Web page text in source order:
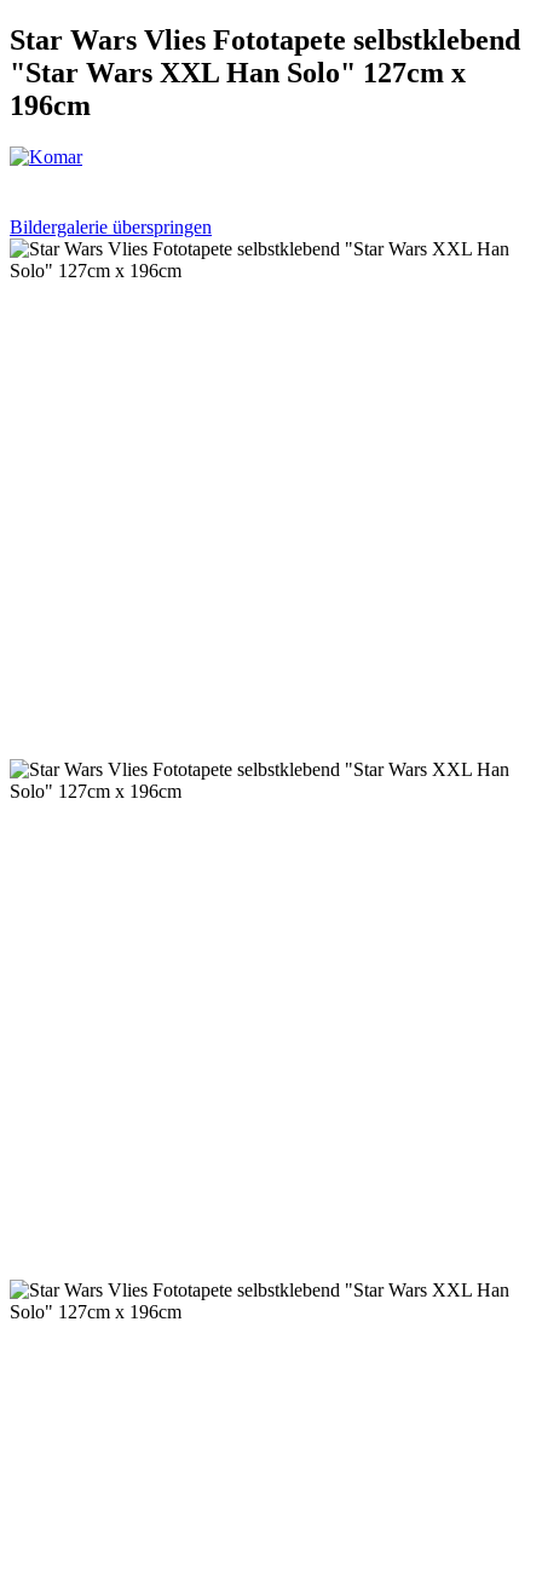
Star Wars Vlies Fototapete selbstklebend
"Star Wars XXL Han Solo" 127cm x
196cm
Bildergalerie überspringen